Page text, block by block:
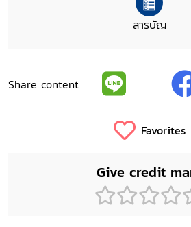
สารบัญ
Share content
Favorites
Give credit